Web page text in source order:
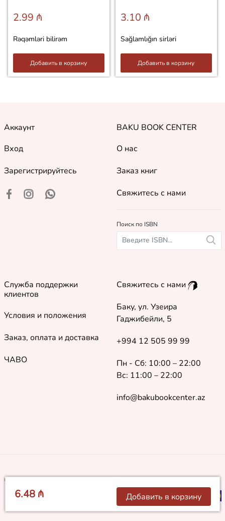
6.48 ₼ Добавить в корзину
2.99 ₼
Rəqəmləri bilirəm
Добавить в корзину
3.10 ₼
Sağlamlığın sirləri
Добавить в корзину
Аккаунт
Вход
Зарегистрируйтесь
BAKU BOOK CENTER
О нас
Заказ книг
Свяжитесь с нами
Поиск по ISBN
Служба поддержки
клиентов
Условия и положения
Заказ, оплата и доставка
ЧАВО
Свяжитесь с нами
Баку, ул. Узеира
Гаджибейли, 5
+994 12 505 99 99
Пн - Сб: 10:00 – 22:00
Вс: 11:00 – 22:00
info@bakubookcenter.az
©2018 - 2026 Baku Book Center. Все права защищены